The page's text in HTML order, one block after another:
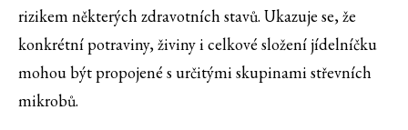
rizikem některých zdravotních stavů. Ukazuje se, že
konkrétní potraviny, živiny i celkové složení jídelníčku
mohou být propojené s určitými skupinami střevních
mikrobů.